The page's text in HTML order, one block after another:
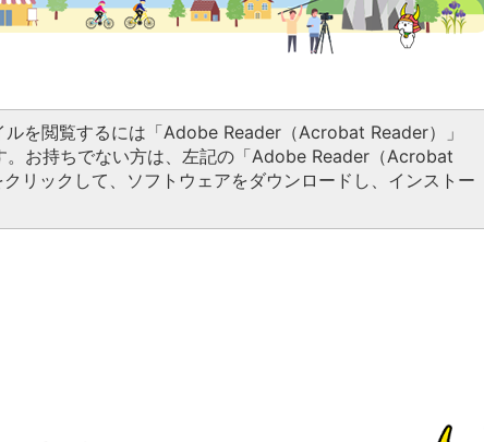
ルを閲覧するには「Adobe Reader（Acrobat Reader）」
。お持ちでない方は、左記の「Adobe Reader（Acrobat
リックして、ソフトウェアをダウンロードし、インストー